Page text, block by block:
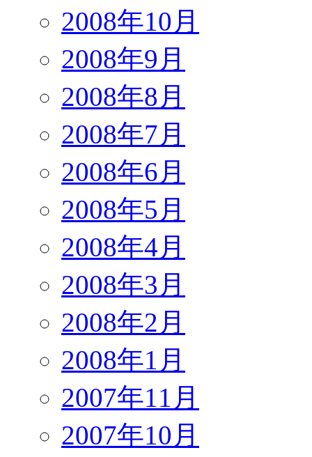
2008年10月
2008年9月
2008年8月
2008年7月
2008年6月
2008年5月
2008年4月
2008年3月
2008年2月
2008年1月
2007年11月
2007年10月